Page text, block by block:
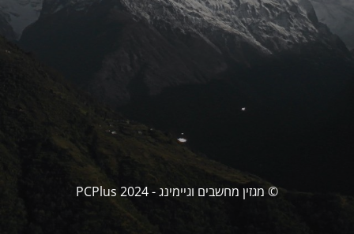
© מגזין מחשבים וגיימינג - PCPlus 2024